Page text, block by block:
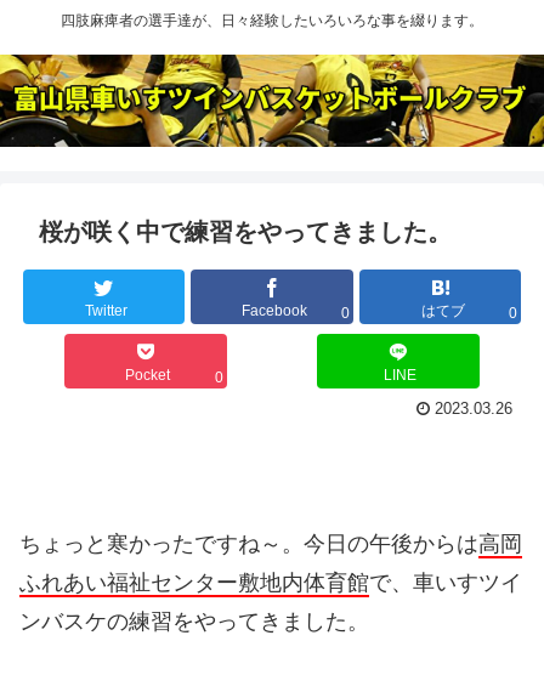
四肢麻痺者の選手達が、日々経験したいろいろな事を綴ります。
桜が咲く中で練習をやってきました。
Twitter Facebook 0 はてブ 0
Pocket 0 LINE
2023.03.26
ちょっと寒かったですね～。今日の午後からは高岡
ふれあい福祉センター敷地内体育館で、車いすツイ
ンバスケの練習をやってきました。